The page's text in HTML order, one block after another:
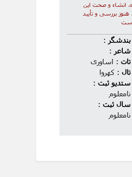
انشاء و صحت این
بررسی و تأیید
بندشگر :
شاعر :
تات : اساوری
تال : کهروا
ستدیو ثبت :
نامعلوم
سال ثبت :
نامعلوم